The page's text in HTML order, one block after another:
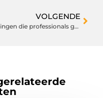
VOLGENDE
5 dingen die professionals gebruiken om hun keuken efficiënter te maken